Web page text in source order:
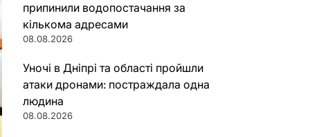
припинили водопостачання за
кількома адресами
08.08.2026
Уночі в Дніпрі та області пройшли
атаки дронами: постраждала одна
людина
08.08.2026